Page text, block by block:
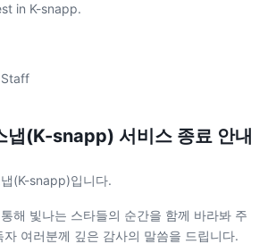
in K-snapp.
냅(K-snapp) 서비스 종료 안내
(K-snapp)입니다.
해 빛나는 스타들의 순간을 함께 바라봐 주
여러분께 깊은 감사의 말씀을 드립니다.